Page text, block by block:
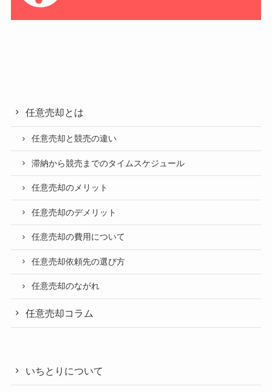
任意売却とは
任意売却と競売の違い
滞納から競売までのタイムスケジュール
任意売却のメリット
任意売却のデメリット
任意売却の費用について
任意売却依頼先の選び方
任意売却のながれ
任意売却コラム
いちとりについて